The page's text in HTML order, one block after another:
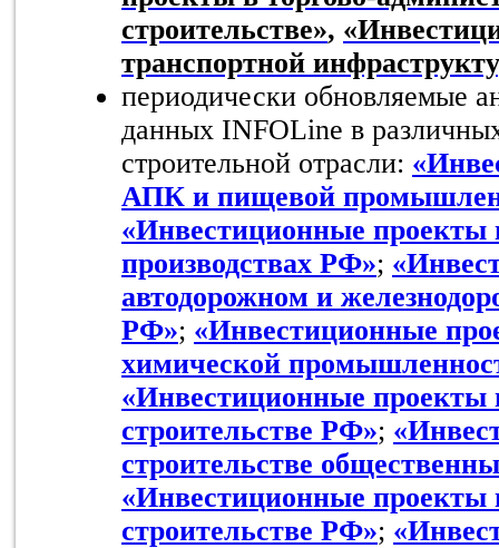
строительстве»,
транспортной
периодически обновляемые
данных INFOLine в
строительной отрасли:
АПК и пищевой
«Инвестиционные
производствах РФ»;
автодорожном и
РФ»; «Инвестиционные
химической
«Инвестиционные проекты
строительстве РФ»;
строительстве
«Инвестиционные
строительстве РФ»;